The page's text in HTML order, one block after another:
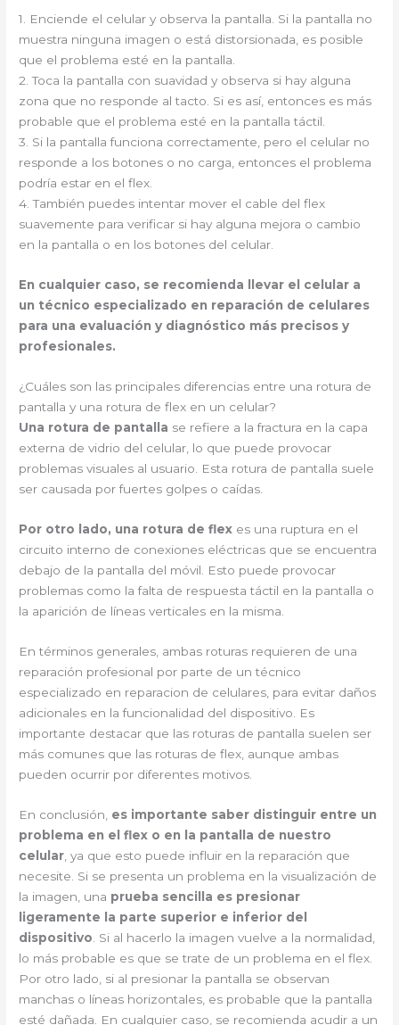
1. Enciende el celular y observa la pantalla. Si la pantalla no
muestra ninguna imagen o está distorsionada, es posible
que el problema esté en la pantalla.
2. Toca la pantalla con suavidad y observa si hay alguna
zona que no responde al tacto. Si es así, entonces es más
probable que el problema esté en la pantalla táctil.
3. Si la pantalla funciona correctamente, pero el celular no
responde a los botones o no carga, entonces el problema
podría estar en el flex.
4. También puedes intentar mover el cable del flex
suavemente para verificar si hay alguna mejora o cambio
en la pantalla o en los botones del celular.
En cualquier caso, se recomienda llevar el celular a
un técnico especializado en reparación de celulares
para una evaluación y diagnóstico más precisos y
profesionales.
¿Cuáles son las principales diferencias entre una rotura de
pantalla y una rotura de flex en un celular?
Una rotura de pantalla se refiere a la fractura en la capa
externa de vidrio del celular, lo que puede provocar
problemas visuales al usuario. Esta rotura de pantalla suele
ser causada por fuertes golpes o caídas.
Por otro lado, una rotura de flex es una ruptura en el
circuito interno de conexiones eléctricas que se encuentra
debajo de la pantalla del móvil. Esto puede provocar
problemas como la falta de respuesta táctil en la pantalla o
la aparición de líneas verticales en la misma.
En términos generales, ambas roturas requieren de una
reparación profesional por parte de un técnico
especializado en reparacion de celulares, para evitar daños
adicionales en la funcionalidad del dispositivo. Es
importante destacar que las roturas de pantalla suelen ser
más comunes que las roturas de flex, aunque ambas
pueden ocurrir por diferentes motivos.
En conclusión, es importante saber distinguir entre un
problema en el flex o en la pantalla de nuestro
celular , ya que esto puede influir en la reparación que
necesite. Si se presenta un problema en la visualización de
la imagen, una prueba sencilla es presionar
ligeramente la parte superior e inferior del
dispositivo . Si al hacerlo la imagen vuelve a la normalidad,
lo más probable es que se trate de un problema en el flex.
Por otro lado, si al presionar la pantalla se observan
manchas o líneas horizontales, es probable que la pantalla
esté dañada. En cualquier caso, se recomienda acudir a un